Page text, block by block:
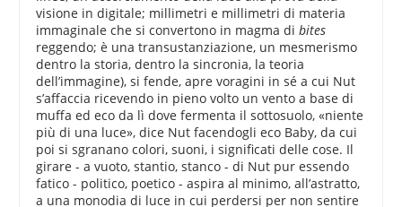
visione in digitale; millimetri e millimetri di materia
immaginale che si convertono in magma dibites
reggendo; è una transustanziazione, un mesmerismo
dentro la storia, dentro la sincronia, la teoria
dell’immagine), si fende, apre voragini in sé a cui Nut
s’affaccia ricevendo in pieno volto un vento a base di
muffa ed eco da lì dove fermenta il sottosuolo, «niente
più di una luce», dice Nut facendogli eco Baby, da cui
poi si sgranano colori, suoni, i significati delle cose. Il
girare - a vuoto, stantio, stanco - di Nut pur essendo
fatico - politico, poetico - aspira al minimo, all’astratto,
a una monodia di luce in cui perdersi per non sentire